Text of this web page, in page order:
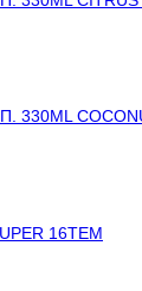
330ML
16ΤΕΜ